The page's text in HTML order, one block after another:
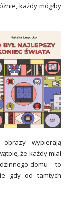
każdy mógłby
wypierają
że każdy miał
domu – to
gdy od tamtych